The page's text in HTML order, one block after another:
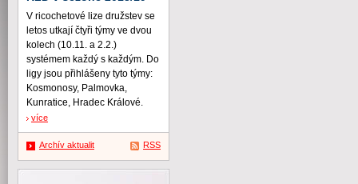
V ricochetové lize družstev se
letos utkají čtyři týmy ve dvou
kolech (10.11. a 2.2.)
systémem každý s každým. Do
ligy jsou přihlášeny tyto týmy:
Kosmonosy, Palmovka,
Kunratice, Hradec Králové.
více
Archív aktualit RSS